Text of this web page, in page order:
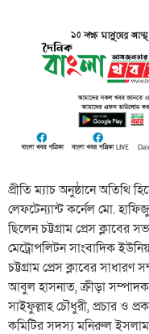
প্রীতি ম্যাচ অনুষ্ঠানে অতিথি
লেফটেন্যান্ট কর্নেল মো.
ছিলেন চট্টগ্রাম প্রেস ক্লাবের
মেট্রোপলিটন সাংবাদিক
চট্টগ্রাম প্রেস ক্লাবের
আবুল হাসনাত, ক্রীড়া
সাইফুল্লাহ চৌধুরী, প্রচার ও
কমিটির সদস্য মনিরুল